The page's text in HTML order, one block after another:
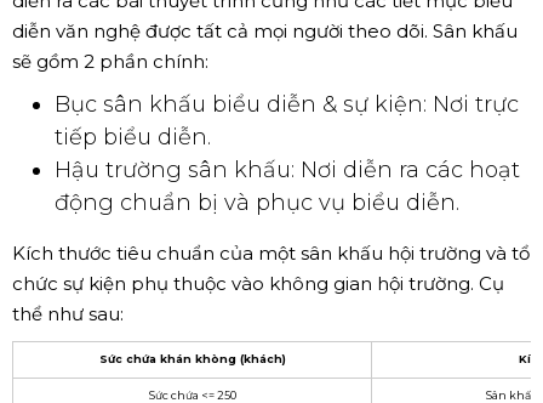
diễn văn nghệ được tất cả mọi người theo dõi. Sân khấu
sẽ gồm 2 phần chính:
Bục sân khấu biểu diễn & sự kiện: Nơi trực
tiếp biểu diễn.
Hậu trường sân khấu: Nơi diễn ra các hoạt
động chuẩn bị và phục vụ biểu diễn.
Kích thước tiêu chuẩn của một sân khấu hội trường và tổ
chức sự kiện phụ thuộc vào không gian hội trường. Cụ
thể như sau:
Sức chứa khán khòng (khách)
Sức chứa <= 250 Sân khấu: